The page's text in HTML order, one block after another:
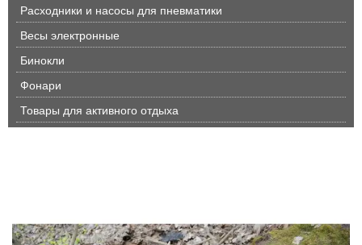
Расходники и насосы для пневматики
Весы электронные
Бинокли
Фонари
Товары для активного отдыха